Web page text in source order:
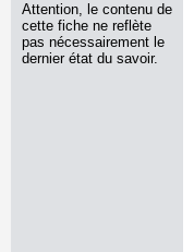
Attention, le contenu de
cette fiche ne reflète
pas nécessairement le
dernier état du savoir.